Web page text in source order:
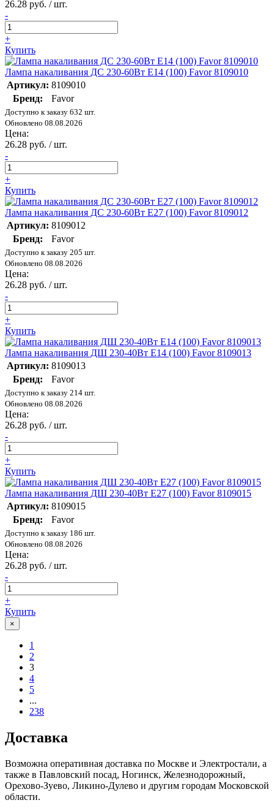
26.28 руб. / шт.
-
+
Купить
Лампа накаливания ДС 230-60Вт E14 (100) Favor 8109010
Артикул: 8109010
Бренд:
Favor
Доступно к заказу 632 шт.
Обновлено 08.08.2026
Цена:
26.28 руб. / шт.
-
+
Купить
Лампа накаливания ДС 230-60Вт E27 (100) Favor 8109012
Артикул: 8109012
Бренд:
Favor
Доступно к заказу 205 шт.
Обновлено 08.08.2026
Цена:
26.28 руб. / шт.
-
+
Купить
Лампа накаливания ДШ 230-40Вт E14 (100) Favor 8109013
Артикул: 8109013
Бренд:
Favor
Доступно к заказу 214 шт.
Обновлено 08.08.2026
Цена:
26.28 руб. / шт.
-
+
Купить
Лампа накаливания ДШ 230-40Вт E27 (100) Favor 8109015
Артикул: 8109015
Бренд:
Favor
Доступно к заказу 186 шт.
Обновлено 08.08.2026
Цена:
26.28 руб. / шт.
-
+
Купить
×
1
2
3
4
5
...
238
Доставка
Возможна оперативная доставка по Москве и Электростали, а
также в Павловский посад, Ногинск, Железнодорожный,
Орехово-Зуево, Ликино-Дулево и другим городам Московской
области.